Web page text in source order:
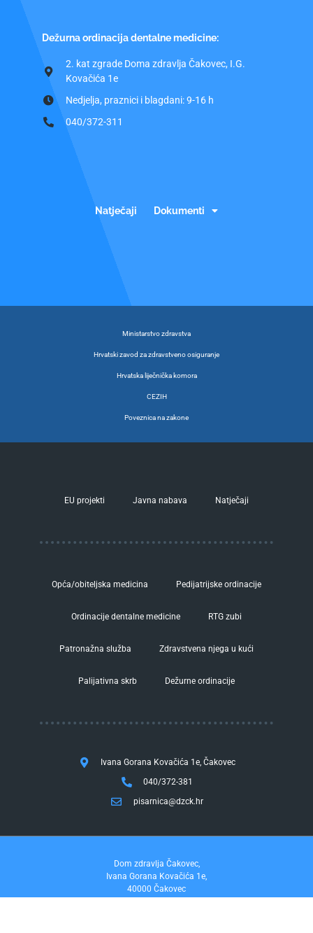
Dežurna ordinacija dentalne medicine:
2. kat zgrade Doma zdravlja Čakovec, I.G.
Kovačića 1e
Nedjelja, praznici i blagdani: 9-16 h
040/372-311
Natječaji Dokumenti
Ministarstvo zdravstva
Hrvatski zavod za zdravstveno osiguranje
Hrvatska liječnička komora
CEZIH
Poveznica na zakone
EU projekti Javna nabava Natječaji
Opća/obiteljska medicina Pedijatrijske ordinacije
Ordinacije dentalne medicine RTG zubi
Patronažna služba Zdravstvena njega u kući
Palijativna skrb Dežurne ordinacije
Ivana Gorana Kovačića 1e, Čakovec
040/372-381
pisarnica@dzck.hr
Dom zdravlja Čakovec,
Ivana Gorana Kovačića 1e,
40000 Čakovec